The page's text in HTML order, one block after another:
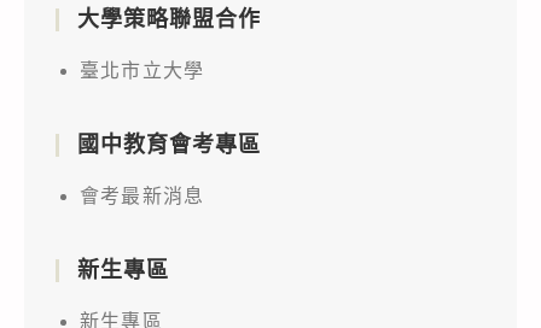
大學策略聯盟合作
臺北市立大學
國中教育會考專區
會考最新消息
新生專區
新生專區